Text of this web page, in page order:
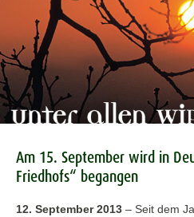
Am 15. September wird in
Friedhofs“ begangen
12. September 2013 – Seit dem